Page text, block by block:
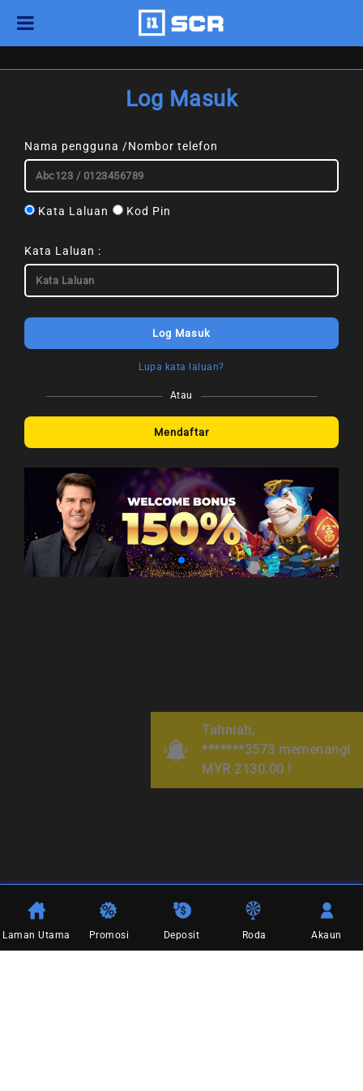
Tahniah,
*******3573 memenangi
MYR 2130.00 !
Log Masuk
Nama pengguna /Nombor telefon
Kata Laluan Kod Pin
Kata Laluan :
Lupa kata laluan?
Atau
Mendaftar
Laman Utama Promosi Deposit Roda Akaun